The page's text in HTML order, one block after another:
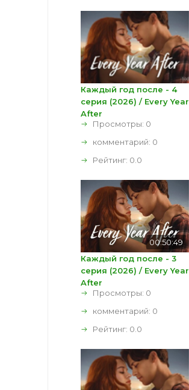
Каждый год после - 4
серия (2026) / Every Year
After
Просмотры: 0
комментарий: 0
Рейтинг: 0.0
00:50:49
Каждый год после - 3
серия (2026) / Every Year
After
Просмотры: 0
комментарий: 0
Рейтинг: 0.0